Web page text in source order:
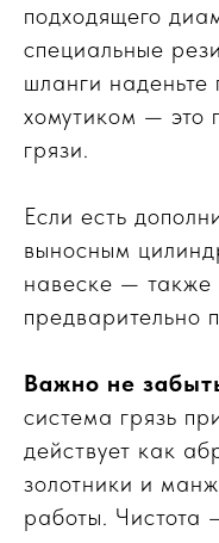
подходящего
специальные
шланги наденьте
хомутиком — это
грязи.
Если есть
выносным
навеске — также
предварительно
Важно не
система грязь
действует как
золотники и
работы. Чистота